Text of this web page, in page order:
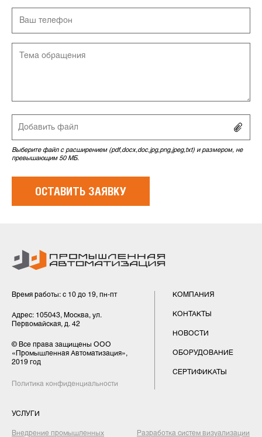
Добавить файл
Выберите файл с расширением (pdf,docx,doc,jpg,png,jpeg,txt) и размером, не
превышающим 50 МБ.
Время работы: с 10 до 19, пн-пт
Адрес: 105043, Москва, ул.
Первомайская, д. 42
© Все права защищены ООО
«Промышленная Автоматизация»,
2019 год
Политика конфиденциальности
КОМПАНИЯ
КОНТАКТЫ
НОВОСТИ
ОБОРУДОВАНИЕ
СЕРТИФИКАТЫ
УСЛУГИ
Внедрение промышленных Разработка систем визуализации